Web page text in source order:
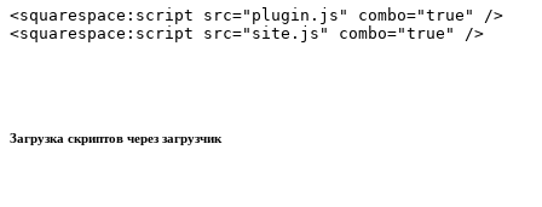
<squarespace:script src="plugin.js" combo="true" />
Загрузка скриптов через загрузчик